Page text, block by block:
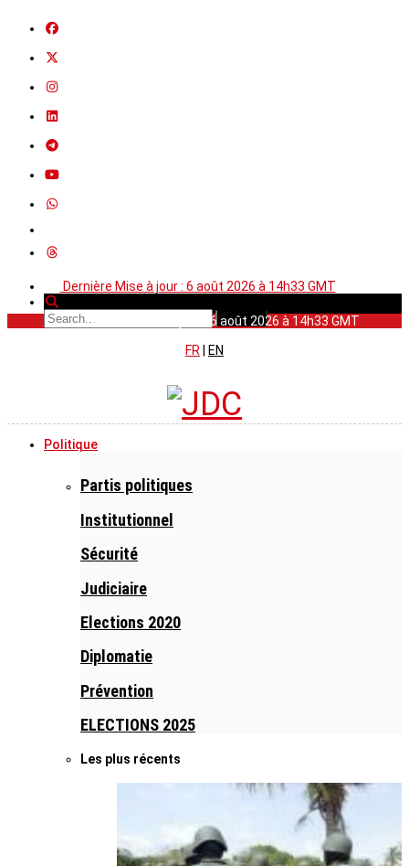
Dernière Mise à jour : 6 août 2026 à 14h33 GMT
Dernière Mise à jour : 6 août 2026 à 14h33 GMT
FR
EN
Politique
Partis politiques
Institutionnel
Sécurité
Judiciaire
Elections 2020
Diplomatie
Prévention
ELECTIONS 2025
Les plus récents